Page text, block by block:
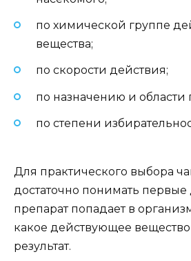
по химической группе
вещества;
по скорости действия;
по назначению и
по степени
Для практического выбора
достаточно понимать первые
препарат попадает в
какое действующее вещество
результат.